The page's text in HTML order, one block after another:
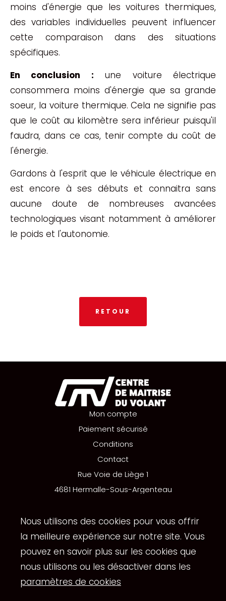
moins d'énergie que les voitures thermiques,
des variables individuelles peuvent influencer
cette comparaison dans des situations
spécifiques.
En conclusion : une voiture électrique
consommera moins d'énergie que sa grande
soeur, la voiture thermique. Cela ne signifie pas
que le coût au kilomètre sera inférieur puisqu'il
faudra, dans ce cas, tenir compte du coût de
l'énergie.
Gardons à l'esprit que le véhicule électrique en
est encore à ses débuts et connaitra sans
aucune doute de nombreuses avancées
technologiques visant notamment à améliorer
le poids et l'autonomie.
RETOUR
Mon compte
Paiement sécurisé
Conditions
Contact
Rue Voie de Liège 1
4681 Hermalle-Sous-Argenteau
info@cmvolant.be
Copyright
© Centre de maitrise du volant. Tous droits
reservés | Vie privée|Conditions d'utilisation
Réalisation du site Internet par
Nous utilisons des cookies pour vous offrir
la meilleure expérience sur notre site. Vous
pouvez en savoir plus sur les cookies que
nous utilisons ou les désactiver dans les
paramètres de cookies